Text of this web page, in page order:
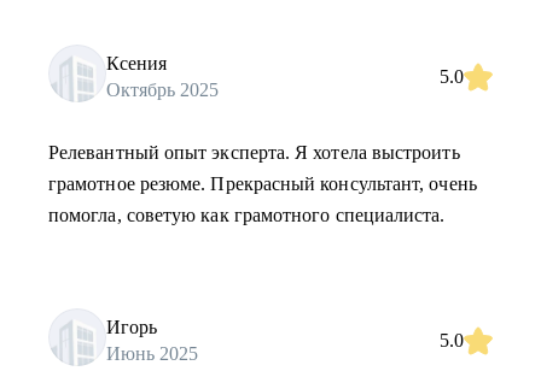
Ксения
Октябрь 2025
5.0
Релевантный опыт эксперта. Я хотела выстроить
грамотное резюме. Прекрасный консультант, очень
помогла, советую как грамотного специалиста.
Игорь
Июнь 2025
5.0